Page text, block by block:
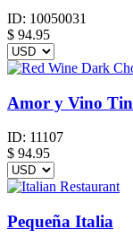
ID: 10050031
$ 94.95
Amor y Vino
ID: 11107
$ 94.95
Pequeña Italia